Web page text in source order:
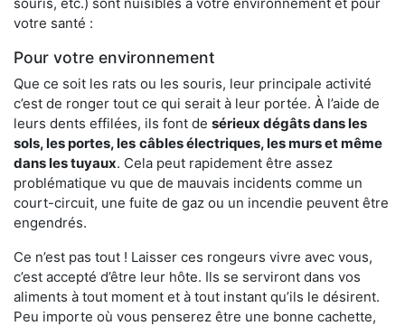
votre santé :
Pour votre environnement
Que ce soit les rats ou les souris, leur principale activité
c’est de ronger tout ce qui serait à leur portée. À l’aide de
leurs dents effilées, ils font de sérieux dégâts dans les
sols, les portes, les câbles électriques, les murs et même
dans les tuyaux. Cela peut rapidement être assez
problématique vu que de mauvais incidents comme un
court-circuit, une fuite de gaz ou un incendie peuvent être
engendrés.
Ce n’est pas tout ! Laisser ces rongeurs vivre avec vous,
c’est accepté d’être leur hôte. Ils se serviront dans vos
aliments à tout moment et à tout instant qu’ils le désirent.
Peu importe où vous penserez être une bonne cachette,